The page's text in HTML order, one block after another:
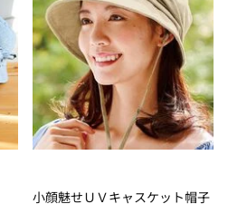
小顔魅せＵＶキャスケット帽子